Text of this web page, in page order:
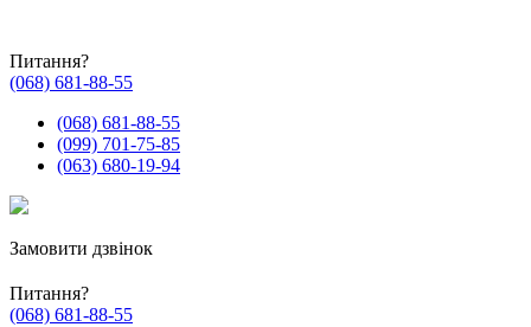
Питання?
(068) 681-88-55
(068) 681-88-55
(099) 701-75-85
(063) 680-19-94
Замовити дзвінок
Питання?
(068) 681-88-55